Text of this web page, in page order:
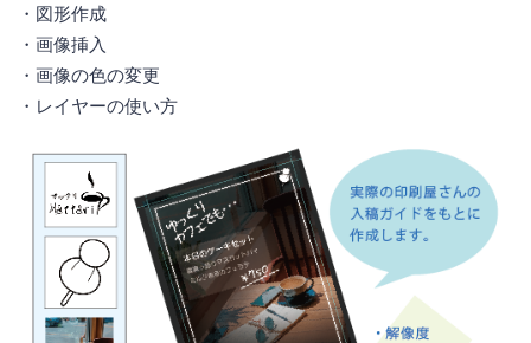
・図形作成
・画像挿入
・画像の色の変更
・レイヤーの使い方